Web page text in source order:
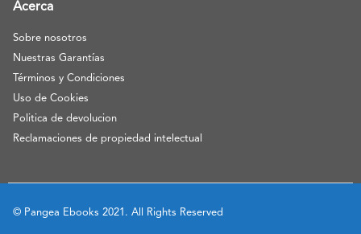
Acerca
Sobre nosotros
Nuestras Garantías
Términos y Condiciones
Uso de Cookies
Politica de devolucion
Reclamaciones de propiedad intelectual
© Pangea Ebooks 2021. All Rights Reserved